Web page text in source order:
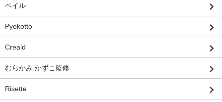
ペイル
Pyokotto
Creald
むらかみ かずこ監修
Risette